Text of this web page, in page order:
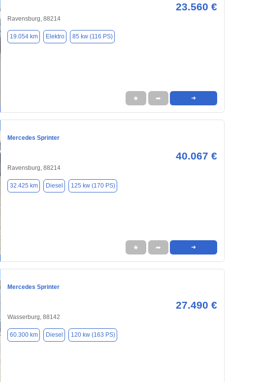
23.560 €
Ravensburg, 88214
19.054 km Elektro 85 kw (116 PS)
★ ➦ ➜
Mercedes Sprinter
40.067 €
Ravensburg, 88214
32.425 km Diesel 125 kw (170 PS)
★ ➦ ➜
Mercedes Sprinter
27.490 €
Wasserburg, 88142
60.300 km Diesel 120 kw (163 PS)